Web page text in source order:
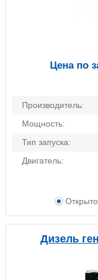
Производитель:
Мощность:
Тип запуска:
Двигатель:
Цена по
Дизель